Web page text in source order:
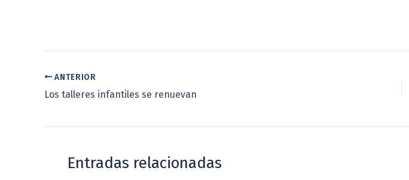
ANTERIOR
Los talleres infantiles se renuevan
Entradas relacionadas